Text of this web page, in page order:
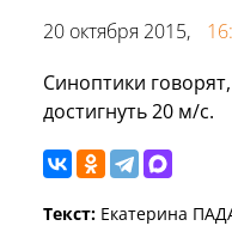
20 октября 2015,
Синоптики
достигнуть 20 м/с.
Текст: Екатерина